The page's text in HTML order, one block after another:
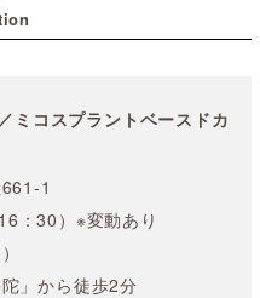
コスプラントベースドカ
1
：30）※変動あり
」から徒歩2分